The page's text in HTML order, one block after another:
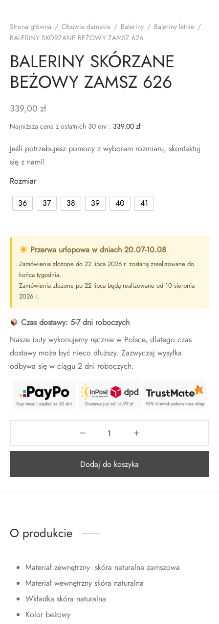
Strona główna / Obuwie damskie / Baleriny / Baleriny letnie /
BALERINY SKÓRZANE BEŻOWY ZAMSZ 626
BALERINY SKÓRZANE
BEŻOWY ZAMSZ 626
339,00 zł
Najniższa cena z ostatnich 30 dni : 339,00 zł
Jeśli potrzebujesz pomocy z wyborem rozmiaru, skontaktuj
się z nami!
Rozmiar
36
37 38 39 40 41
Przerwa urlopowa w dniach 20.07-10.08
Zamówienia złożone do 22 lipca 2026 r. zostaną zrealizowane do
końca tygodnia.
Zamówienia złożone po 22 lipca będą realizowane od 10 sierpnia
2026 r.
Czas dostawy: 5-7 dni roboczych
Nasze buty wykonujemy ręcznie w Polsce, dlatego czas
dostawy może być nieco dłuższy. Zazwyczaj wysyłka
odbywa się w ciągu 2 dni roboczych.
Dodaj do koszyka
O produkcie
Materiał zewnętrzny skóra naturalna zamszowa
Materiał wewnętrzny skóra naturalna
Wkładka skóra naturalna
Kolor beżowy